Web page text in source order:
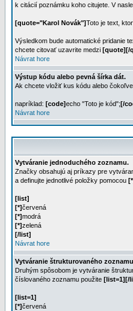
k citácií poznámku koho citujete. V
[quote="Karol Novák"]Toto je text,
Výsledkom bude automatické pridanie
chcete citovať uzavrite medzi [quote][/
Návrat hore
Výstup kódu alebo pevná šírka dát.
Ak chcete vložiť kus kódu alebo
napríklad: [code]echo "Toto je kód";[/
Návrat hore
Vytváranie jednoduchého zoznamu.
Značky obsahujú aj príkazy pre
a definujte jednotlivé položky pomocou
[list]
[*]červená
[*]modrá
[*]zelená
[/list]
Návrat hore
Vytváranie štrukturovaného
Druhým spôsobom je vytváranie
číslovaného zoznamu použite [list=1][/
[list=1]
[*]červená